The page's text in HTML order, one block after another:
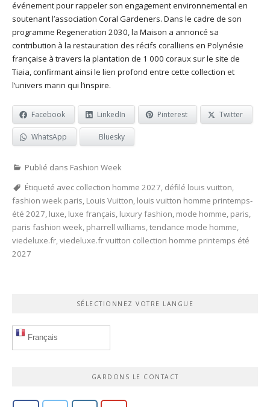
événement pour rappeler son engagement environnemental en
soutenant l’association Coral Gardeners. Dans le cadre de son
programme Regeneration 2030, la Maison a annoncé sa
contribution à la restauration des récifs coralliens en Polynésie
française à travers la plantation de 1 000 coraux sur le site de
Tiaia, confirmant ainsi le lien profond entre cette collection et
l’univers marin qui l’inspire.
Facebook LinkedIn Pinterest Twitter
WhatsApp Bluesky
Publié dans Fashion Week
Étiqueté avec collection homme 2027, défilé louis vuitton,
fashion week paris, Louis Vuitton, louis vuitton homme printemps-
été 2027, luxe, luxe français, luxury fashion, mode homme, paris,
paris fashion week, pharrell williams,tendance mode homme,
viedeluxe.fr,viedeluxe.fr vuitton collection homme printemps été
2027
SÉLECTIONNEZ VOTRE LANGUE
Français
GARDONS LE CONTACT